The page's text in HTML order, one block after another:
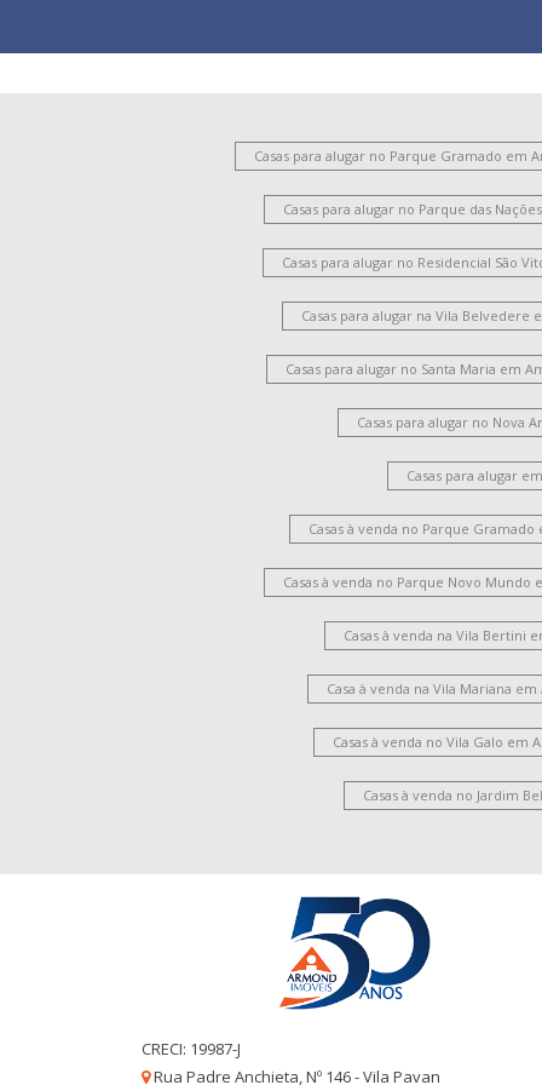
Casas para alugar no Parque Gramado em
Casas para alugar no Parque das
Casas para alugar no Residencial São
Casas para alugar na Vila Belvedere
Casas para alugar no Santa Maria em
Casas para alugar no Nova
Casas para alugar
Casas à venda no Parque Gramado
Casas à venda no Parque Novo Mundo
Casas à venda na Vila Bertini
Casa à venda na Vila Mariana
Casas à venda no Vila Galo em
Casas à venda no Jardim
CRECI: 19987-J
Rua Padre Anchieta, Nº 146 - Vila Pavan